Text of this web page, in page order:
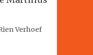
Verhoef